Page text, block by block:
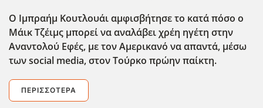
Ο Ιμπραήμ Κουτλουάι αμφισβήτησε το κατά πόσο ο
Μάικ Τζέιμς μπορεί να αναλάβει χρέη ηγέτη στην
Αναντολού Εφές, με τον Αμερικανό να απαντά, μέσω
των social media, στον Τούρκο πρώην παίκτη.
ΠΕΡΙΣΣΌΤΕΡΑ